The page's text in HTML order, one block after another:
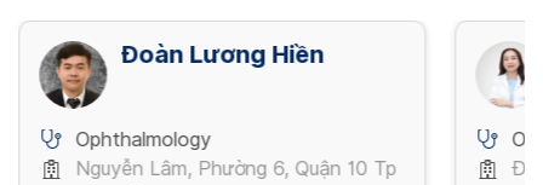
Đoàn Lương Hiền
Ophthalmology
Nguyễn Lâm, Phường 6, Quận 10 Tp